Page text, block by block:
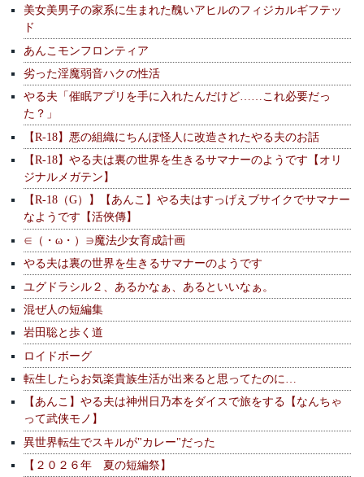
美女美男子の家系に生まれた醜いアヒルのフィジカルギフテッ
ド
あんこモンフロンティア
劣った淫魔弱音ハクの性活
やる夫「催眠アプリを手に入れたんだけど……これ必要だっ
た？」
【R-18】悪の組織にちんぽ怪人に改造されたやる夫のお話
【R-18】やる夫は裏の世界を生きるサマナーのようです【オリ
ジナルメガテン】
【R-18（G）】【あんこ】やる夫はすっげえブサイクでサマナー
なようです【活俠傳】
∈（・ω・）∋魔法少女育成計画
やる夫は裏の世界を生きるサマナーのようです
ユグドラシル２、あるかなぁ、あるといいなぁ。
混ぜ人の短編集
岩田聡と歩く道
ロイドボーグ
転生したらお気楽貴族生活が出来ると思ってたのに…
【あんこ】やる夫は神州日乃本をダイスで旅をする【なんちゃ
って武侠モノ】
異世界転生でスキルが"カレー"だった
【２０２６年 夏の短編祭】